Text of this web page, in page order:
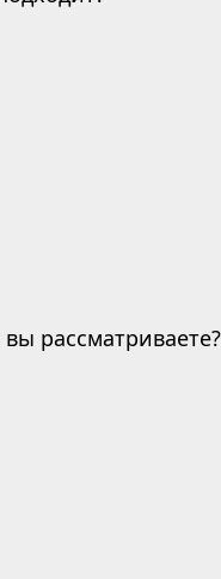
рассматриваете?